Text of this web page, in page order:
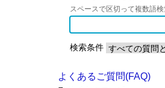
スペースで区切って複数語
検索条件
よくあるご質問(FAQ)